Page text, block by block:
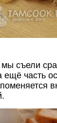
съели
ещё часть